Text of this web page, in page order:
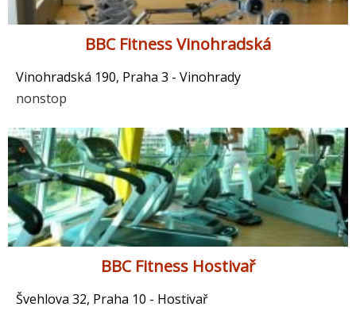
BBC Fitness Vinohradská
Vinohradská 190, Praha 3 - Vinohrady
nonstop
BBC Fitness Hostivař
Švehlova 32, Praha 10 - Hostivař